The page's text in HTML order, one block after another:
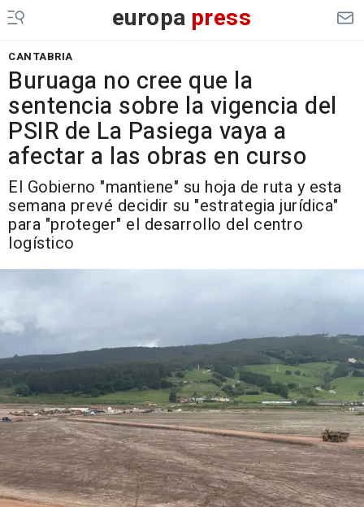
europa press
CANTABRIA
Buruaga no cree que la
sentencia sobre la vigencia del
PSIR de La Pasiega vaya a
afectar a las obras en curso
El Gobierno "mantiene" su hoja de ruta y esta
semana prevé decidir su "estrategia jurídica"
para "proteger" el desarrollo del centro
logístico